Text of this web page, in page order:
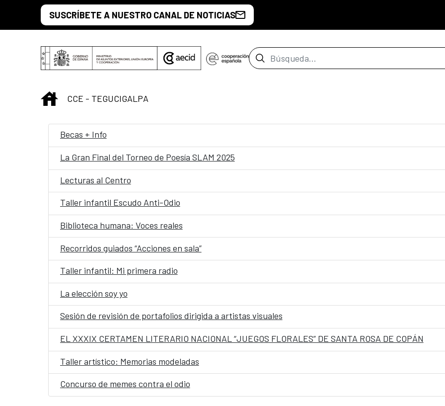
Saltar al contenido principal
SUSCRÍBETE A NUESTRO CANAL DE NOTICIAS
Barra de búsqueda
INICIO
CCE - TEGUCIGALPA
Becas + Info
La Gran Final del Torneo de Poesía SLAM 2025
Lecturas al Centro
Taller infantil Escudo Anti-Odio
Biblioteca humana: Voces reales
Recorridos guiados “Acciones en sala”
Taller infantil: Mi primera radio
La elección soy yo
Sesión de revisión de portafolios dirigida a artistas visuales
EL XXXIX CERTAMEN LITERARIO NACIONAL “JUEGOS FLORALES” DE SANTA ROSA DE COPÁN
Taller artístico: Memorias modeladas
Concurso de memes contra el odio